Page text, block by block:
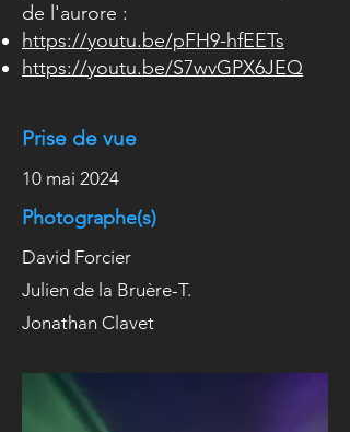
de l'aurore :
https://youtu.be/pFH9-hfEETs
https://youtu.be/S7wvGPX6JEQ
Prise de vue
10 mai 2024
Photographe(s)
David Forcier
Julien de la Bruère-T.
Jonathan Clavet